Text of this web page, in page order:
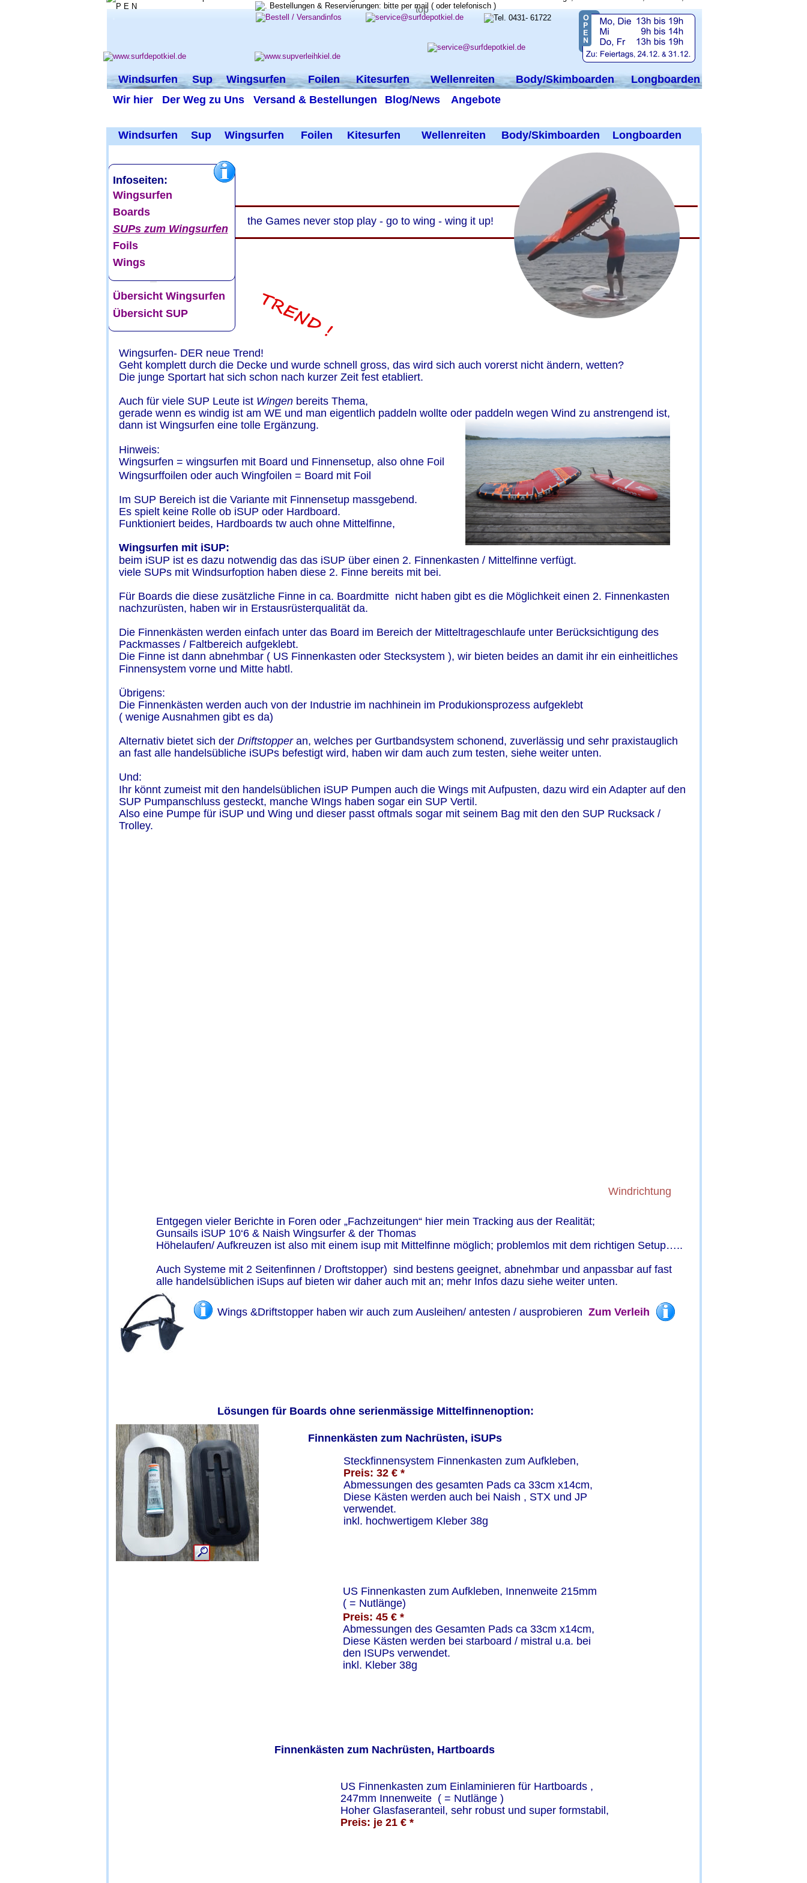
Wings &Driftstopper haben wir auch zum Ausleihen/ antesten / ausprobieren Zum Verleih
Infoseiten:
Wingsurfen
Boards
SUPs zum Wingsurfen
Foils
Wings
Übersicht Wingsurfen
Übersicht SUP
the Games never stop play - go to wing - wing it up!
US Finnenkasten zum Einlaminieren für Hartboards ,
247mm Innenweite  ( = Nutlänge )
Hoher Glasfaseranteil, sehr robust und super formstabil,
Preis: je 21 € *
Finnenkästen zum Nachrüsten, Hartboards
Lösungen für Boards ohne serienmässige Mittelfinnenoption:
US Finnenkasten zum Aufkleben, Innenweite 215mm
( = Nutlänge)
Preis: 45 € *
Abmessungen des Gesamten Pads ca 33cm x14cm,
Diese Kästen werden bei starboard / mistral u.a. bei
den ISUPs verwendet.
inkl. Kleber 38g
Steckfinnensystem Finnenkasten zum Aufkleben,
Preis: 32 € *
Abmessungen des gesamten Pads ca 33cm x14cm,
Diese Kästen werden auch bei Naish , STX und JP
verwendet.
inkl. hochwertigem Kleber 38g
Finnenkästen zum Nachrüsten, iSUPs
Entgegen vieler Berichte in Foren oder „Fachzeitungen“ hier mein Tracking aus der Realität;
Gunsails iSUP 10‘6 & Naish Wingsurfer & der Thomas
Höhelaufen/ Aufkreuzen ist also mit einem isup mit Mittelfinne möglich; problemlos mit dem richtigen Setup…..
Auch Systeme mit 2 Seitenfinnen / Droftstopper)  sind bestens geeignet, abnehmbar und anpassbar auf fast
alle handelsüblichen iSups auf bieten wir daher auch mit an; mehr Infos dazu siehe weiter unten.
Windrichtung
Wingsurfen- DER neue Trend!
Geht komplett durch die Decke und wurde schnell gross, das wird sich auch vorerst nicht ändern, wetten?
Die junge Sportart hat sich schon nach kurzer Zeit fest etabliert.
Auch für viele SUP Leute ist Wingen bereits Thema,
gerade wenn es windig ist am WE und man eigentlich paddeln wollte oder paddeln wegen Wind zu anstrengend ist,
dann ist Wingsurfen eine tolle Ergänzung.
Hinweis:
Wingsurfen = wingsurfen mit Board und Finnensetup, also ohne Foil
Wingsurffoilen oder auch Wingfoilen = Board mit Foil
Im SUP Bereich ist die Variante mit Finnensetup massgebend.
Es spielt keine Rolle ob iSUP oder Hardboard.
Funktioniert beides, Hardboards tw auch ohne Mittelfinne,
Wingsurfen mit iSUP:
beim iSUP ist es dazu notwendig das das iSUP über einen 2. Finnenkasten / Mittelfinne verfügt.
viele SUPs mit Windsurfoption haben diese 2. Finne bereits mit bei.
Für Boards die diese zusätzliche Finne in ca. Boardmitte  nicht haben gibt es die Möglichkeit einen 2. Finnenkasten
nachzurüsten, haben wir in Erstausrüsterqualität da.
Die Finnenkästen werden einfach unter das Board im Bereich der Mitteltrageschlaufe unter Berücksichtigung des
Packmasses / Faltbereich aufgeklebt.
Die Finne ist dann abnehmbar ( US Finnenkasten oder Stecksystem ), wir bieten beides an damit ihr ein einheitliches
Finnensystem vorne und Mitte habtl.
Übrigens:
Die Finnenkästen werden auch von der Industrie im nachhinein im Produkionsprozess aufgeklebt
( wenige Ausnahmen gibt es da)
Alternativ bietet sich der Driftstopper an, welches per Gurtbandsystem schonend, zuverlässig und sehr praxistauglich
an fast alle handelsübliche iSUPs befestigt wird, haben wir dam auch zum testen, siehe weiter unten.
Und:
Ihr könnt zumeist mit den handelsüblichen iSUP Pumpen auch die Wings mit Aufpusten, dazu wird ein Adapter auf den
SUP Pumpanschluss gesteckt, manche WIngs haben sogar ein SUP Vertil.
Also eine Pumpe für iSUP und Wing und dieser passt oftmals sogar mit seinem Bag mit den den SUP Rucksack /
Trolley.
.
Windsurfen Sup Wingsurfen Foilen Kitesurfen Wellenreiten Body/Skimboarden Longboarden
top
Angebote
Blog/News
Versand & Bestellungen
Der Weg zu Uns
Wir hier
Longboarden
Foilen Body/Skimboarden
Wellenreiten
Kitesurfen
  Wingsurfen
    Sup
  Windsurfen